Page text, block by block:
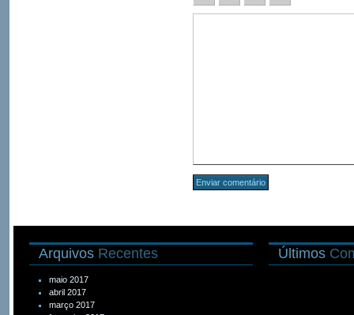
Arquivos Recentes
maio 2017
abril 2017
março 2017
Últimos